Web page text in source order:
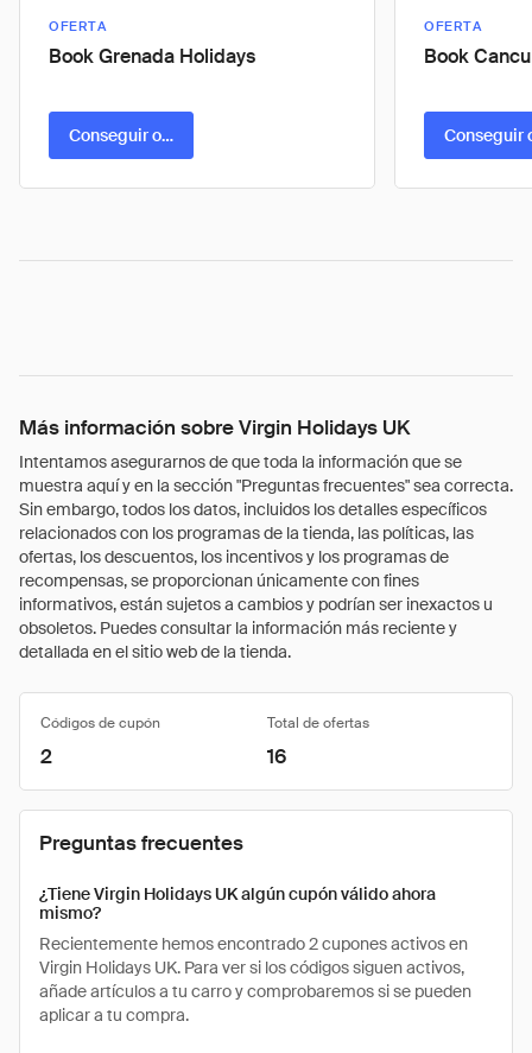
OFERTA
Book Grenada Holidays
Conseguir oferta
OFERTA
Book
Conseguir
Más información sobre Virgin Holidays UK
Intentamos asegurarnos de que toda la información que se
muestra aquí y en la sección "Preguntas frecuentes" sea correcta.
Sin embargo, todos los datos, incluidos los detalles específicos
relacionados con los programas de la tienda, las políticas, las
ofertas, los descuentos, los incentivos y los programas de
recompensas, se proporcionan únicamente con fines
informativos, están sujetos a cambios y podrían ser inexactos u
obsoletos. Puedes consultar la información más reciente y
detallada en el sitio web de la tienda.
Códigos de cupón Total de ofertas
2 16
Preguntas frecuentes
¿Tiene Virgin Holidays UK algún cupón válido ahora
mismo?
Recientemente hemos encontrado 2 cupones activos en
Virgin Holidays UK. Para ver si los códigos siguen activos,
añade artículos a tu carro y comprobaremos si se pueden
aplicar a tu compra.